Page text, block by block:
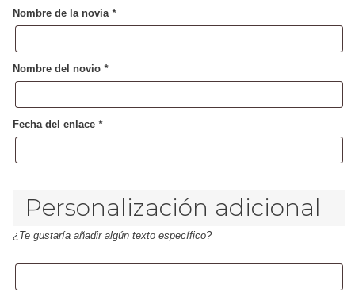
Nombre de la novia *
Nombre del novio *
Fecha del enlace *
Personalización adicional
¿Te gustaría añadir algún texto específico?